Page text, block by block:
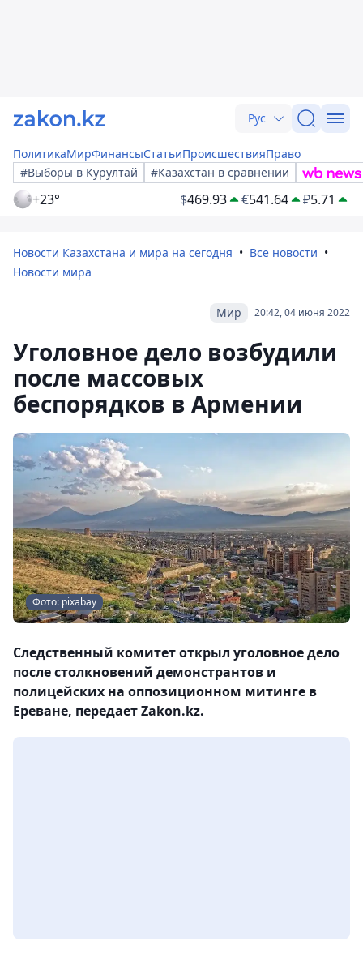
Рус
ПолитикаМирФинансыСтатьиПроисшествияПраво
#Выборы в Курултай
#Казахстан в сравнении
+23° $469.93 €541.64 ₽5.71
Новости Казахстана и мира на сегодня
Все новости
Новости мира
20:42, 04 июня 2022
Мир
Уголовное дело возбудили
после массовых
беспорядков в Армении
Фото: pixabay
Следственный комитет открыл уголовное дело
после столкновений демонстрантов и
полицейских на оппозиционном митинге в
Ереване, передает Zakon.kz.